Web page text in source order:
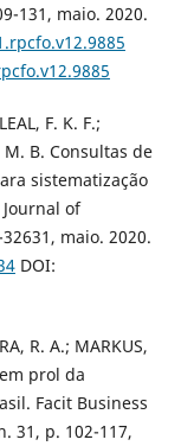
131, maio. 2020.
F. K. F.;
M. B. Consultas de
sistematização
of
maio. 2020.
DOI:
R. A.; MARKUS,
prol da
Facit Business
31, p. 102-117,